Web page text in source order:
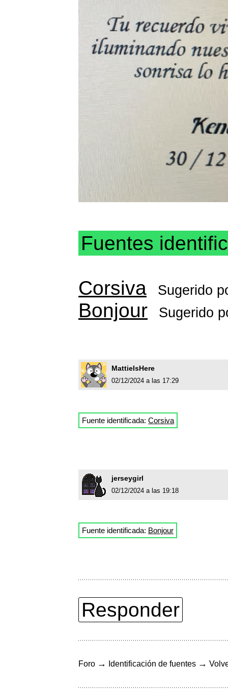
Fuentes
Corsiva Sugerido
Bonjour Sugerido
MattieIsHere
02/12/2024 a las 17:29
Fuente identificada: Corsiva
jerseygirl
02/12/2024 a las 19:18
Fuente identificada: Bonjour
Responder
Foro → Identificación de fuentes →